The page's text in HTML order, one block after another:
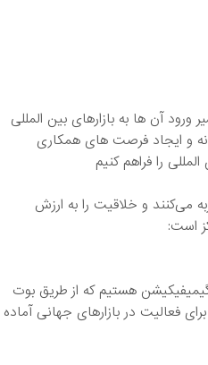
آن ها به بازارهای بین المللی
و ایجاد فرصت های همکاری
را فراهم کنیم
می‌کنند و خلاقیت را به ارزش
است:
هستیم که از طریق بوت
فعالیت در بازارهای جهانی آماده